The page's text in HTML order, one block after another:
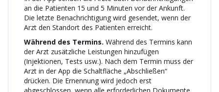
an die Patienten 15 und 5 Minuten vor der Ankunft.
Die letzte Benachrichtigung wird gesendet, wenn der
Arzt den Standort des Patienten erreicht.
Während des Termins. Während des Termins kann
der Arzt zusätzliche Leistungen hinzufügen
(Injektionen, Tests usw.). Nach dem Termin muss der
Arzt in der App die Schaltfläche „Abschließen“
drücken. Die Ernennung wird jedoch erst